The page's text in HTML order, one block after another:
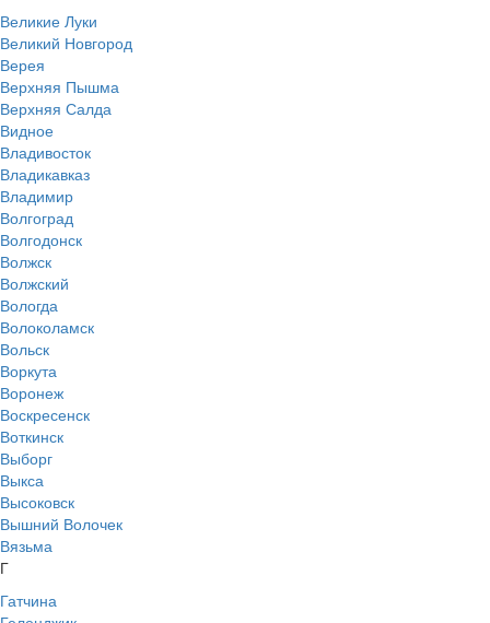
Великие Луки
Великий Новгород
Верея
Верхняя Пышма
Верхняя Салда
Видное
Владивосток
Владикавказ
Владимир
Волгоград
Волгодонск
Волжск
Волжский
Вологда
Волоколамск
Вольск
Воркута
Воронеж
Воскресенск
Воткинск
Выборг
Выкса
Высоковск
Вышний Волочек
Вязьма
Г
Гатчина